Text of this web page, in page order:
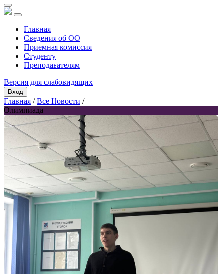
Главная
Сведения об ОО
Приемная комиссия
Студенту
Преподавателям
Версия для слабовидящих
Вход
Главная /Все Новости /
Олимпиада